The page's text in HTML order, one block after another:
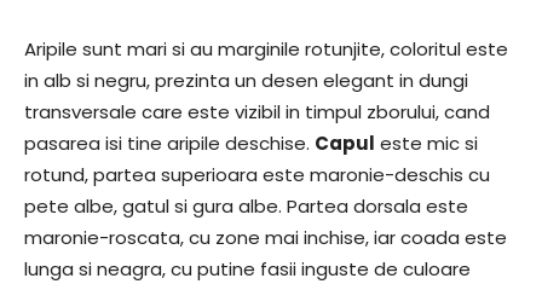
Aripile sunt mari si au marginile rotunjite, coloritul este
in alb si negru, prezinta un desen elegant in dungi
transversale care este vizibil in timpul zborului, cand
pasarea isi tine aripile deschise. Capul este mic si
rotund, partea superioara este maronie-deschis cu
pete albe, gatul si gura albe. Partea dorsala este
maronie-roscata, cu zone mai inchise, iar coada este
lunga si neagra, cu putine fasii inguste de culoare